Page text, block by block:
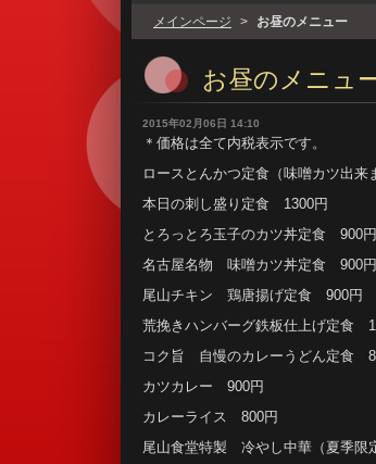
メインページ > お昼のメニュー
お昼のメニュ
2015年02月06日 14:10
＊価格は全て内税表示です。
ロースとんかつ定食（味噌カツ出
本日の刺し盛り定食 1300円
とろっとろ玉子のカツ丼定食 900円
名古屋名物 味噌カツ丼定食 900円
尾山チキン 鶏唐揚げ定食 900円
荒挽きハンバーグ鉄板仕上げ定食
コク旨 自慢のカレーうどん定食
カツカレー 900円
カレーライス 800円
尾山食堂特製 冷やし中華（夏季限